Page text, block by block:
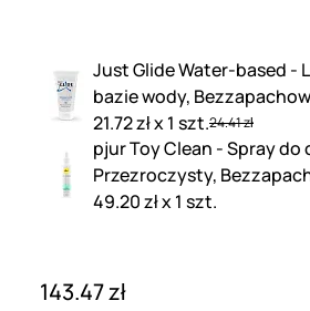
Just Glide Water-based -
bazie wody,
21.72 zł x 1 szt.24.41 zł
pjur Toy Clean - Spray do
Przezroczysty,
49.20 zł x 1 szt.
143.47 zł